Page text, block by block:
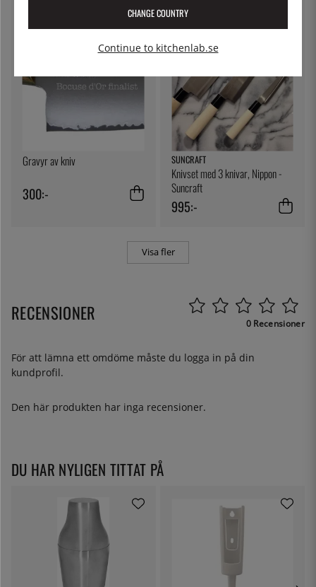
Gravyr av kniv
300:-
SUNCRAFT
Knivset med 3 knivar, Nippon -
Suncraft
995:-
Visa fler
RECENSIONER 0 Recensioner
För att lämna ett omdöme måste du logga in på din
kundprofil.
Den här produkten har inga recensioner.
DU HAR NYLIGEN TITTAT PÅ
CHANGE COUNTRY
Continue to kitchenlab.se